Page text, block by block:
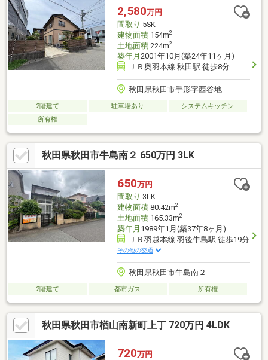
「お家探し」「ご売却」は株式会社リプロデザインにおまかせ下
さい！お客様にお会いできること、スタッフ一同、心よりお待ち
しております！
2,580万円
間取り 5SK
建物面積154m2
土地面積224m2
築年月 2001年10月(築24年11ヶ月)
ＪＲ奥羽本線 秋田駅 徒歩8分
秋田県秋田市手形字西谷地
2階建て 駐車場あり
システムキッチン
所有権
秋田県秋田市牛島南２ 650万円 3LK
650万円
間取り 3LK
建物面積80.42m2
土地面積165.33m2
築年月 1989年1月(築37年8ヶ月)
ＪＲ羽越本線 羽後牛島駅 徒歩19分
その他の交通
秋田県秋田市牛島南２
2階建て 都市ガス 所有権
秋田県秋田市楢山南新町上丁 720万円 4LDK
720万円